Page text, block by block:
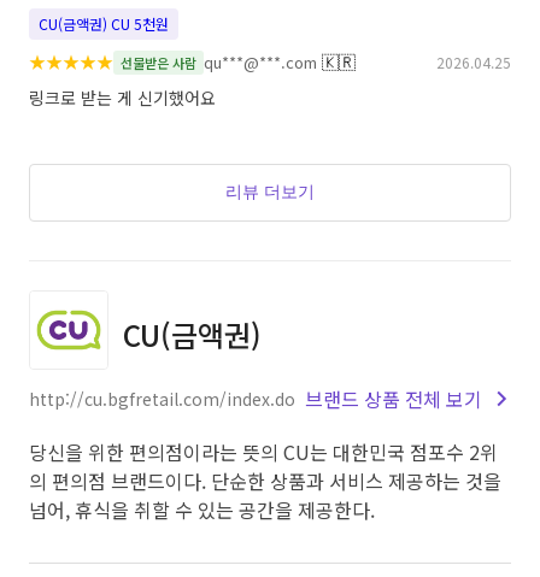
CU(금액권) CU 5천원
★★★★★ 선물받은 사람 qu***@***.com 🇰🇷 2026.04.25
링크로 받는 게 신기했어요
리뷰 더보기
CU(금액권)
http://cu.bgfretail.com/index.do 브랜드 상품 전체 보기
당신을 위한 편의점이라는 뜻의 CU는 대한민국 점포수 2위
의 편의점 브랜드이다. 단순한 상품과 서비스 제공하는 것을
넘어, 휴식을 취할 수 있는 공간을 제공한다.